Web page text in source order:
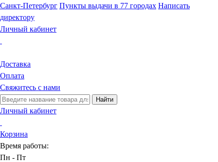
Санкт-Петербург Пункты выдачи в 77 городах Написать
директору
Личный кабинет
Доставка
Оплата
Свяжитесь с нами
Найти
Личный кабинет
Корзина
Время работы:
Пн - Пт